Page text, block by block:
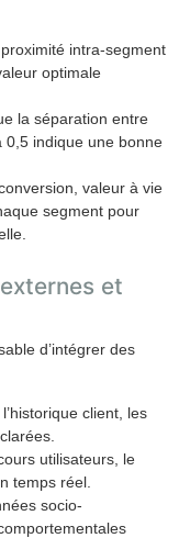
intra-segment
optimale
la séparation entre
0,5 indique une bonne
valeur à vie
segment pour
et
d’intégrer des
client, les
utilisateurs, le
temps réel.
socio-